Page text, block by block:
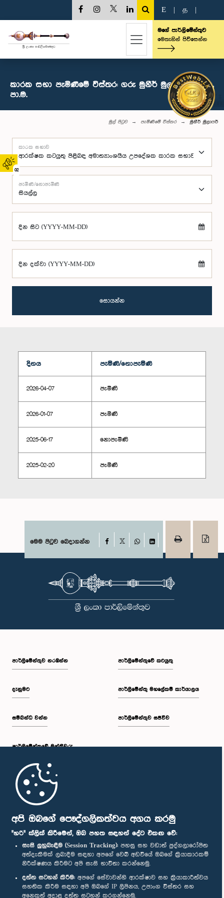
අපි ඔබගේ පෞද්ගලිකත්වය අගය කරමු
"හරි" ක්ලික් කිරීමෙන්, ඔබ පහත සඳහන් දේට එකඟ වේ:
සැසි ලුහුබැඳීම (Session Tracking): පහසු සහ වඩාත් පුද්ගලාරෝපිත
අත්දැකීමක් ලබාදීම සඳහා අපගේ වෙබ් අඩවියේ ඔබගේ ක්‍රියාකාරකම්
නිරීක්ෂණය කිරීමට අපි සැසි භාවිතා කරන්නෙමු.
දත්ත සටහන් කිරීම: අපගේ සේවාවන්හි ආරක්ෂාව සහ ක්‍රියාකාරීත්වය
සහතික කිරීම සඳහා අපි ඔබගේ IP ලිපිනය, උපාංග විස්තර සහ
අනෙකුත් අදාළ දත්ත සටහන් කරගන්නෙමු.
02
E த
මගේ පාර්ලිමේන්තුව
මෙතැනින් පිවිසෙන්න
කාරක සභා පැමිණීමේ විස්තර: ගරු මුනීර් මුලාෆර් මහතා,
පා.ම.
මුල් පිටුව පැමිණීමේ විස්තර මුනීර් මුලාෆර්
කාරක සභාව
පැමිණි/නොපැමිණි
දින සිට (YYYY-MM-DD)
දින දක්වා (YYYY-MM-DD)
සොයන්න
දිනය පැමිණි/නොපැමිණි
2026-04-07 පැමිණි
2026-01-07 පැමිණි
2025-06-17 නොපැමිණි
2025-02-20 පැමිණි
මෙම පිටුව බෙදාගන්න Facebook
WhatsAppLinkedIn
පාර්ලි‌මේන්තුව නරඹන්න
දැනුමට
සම්බන්ධ වන්න
පාර්ලි‌මේන්තුවේ මන්ත්‍රීවරු
මුල් පිටුව
පාර්ලිමේන්තුවේ කටයුතු
පාර්ලිමේන්තු මහලේකම් කාර්යාලය
පාර්ලිමේන්තුව සජීවීව
පාර්ලිමේන්තු ජංගම යෙදුම
අප හා සම්බන්ධ වී සිටින්න :